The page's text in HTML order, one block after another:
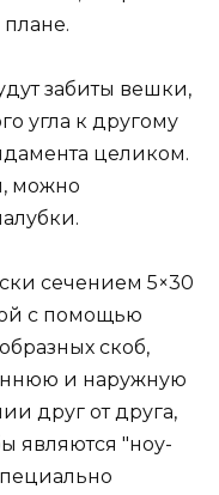
забиты вешки,
угла к другому
целиком.
можно
сечением 5×30
с помощью
скоб,
и наружную
друг от друга,
являются "ноу-